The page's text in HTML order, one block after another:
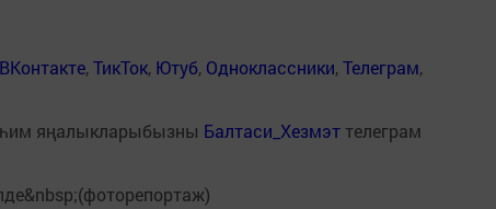
ВКонтакте,ТикТок, Ютуб, Одноклассники,Телеграм,
яңалыкларыбызны Балтаси_Хезмэт телеграм